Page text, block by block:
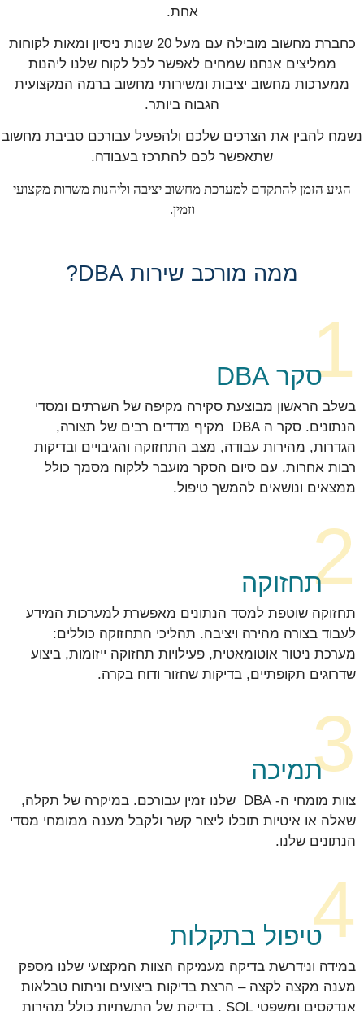
אחת.
כחברת מחשוב מובילה עם מעל 20 שנות ניסיון ומאות לקוחות
ממליצים אנחנו שמחים לאפשר לכל לקוח שלנו ליהנות
ממערכות מחשוב יציבות ומשירותי מחשוב ברמה המקצועית
הגבוה ביותר.
נשמח להבין את הצרכים שלכם ולהפעיל עבורכם סביבת מחשוב
שתאפשר לכם להתרכז בעבודה.
הגיע הזמן להתקדם למערכת מחשוב יציבה וליהנות משרות מקצועי
וזמין.
ממה מורכב שירות DBA?
1סקר DBA
בשלב הראשון מבוצעת סקירה מקיפה של השרתים ומסדי
הנתונים. סקר ה DBA מקיף מדדים רבים של תצורה,
הגדרות, מהירות עבודה, מצב התחזוקה והגיבויים ובדיקות
רבות אחרות. עם סיום הסקר מועבר ללקוח מסמך כולל
ממצאים ונושאים להמשך טיפול.
2תחזוקה
תחזוקה שוטפת למסד הנתונים מאפשרת למערכות המידע
לעבוד בצורה מהירה ויציבה. תהליכי התחזוקה כוללים:
מערכת ניטור אוטומאטית, פעילויות תחזוקה ייזומות, ביצוע
שדרוגים תקופתיים, בדיקות שחזור ודוח בקרה.
3תמיכה
צוות מומחי ה- DBA שלנו זמין עבורכם. במיקרה של תקלה,
שאלה או איטיות תוכלו ליצור קשר ולקבל מענה ממומחי מסדי
הנתונים שלנו.
4טיפול בתקלות
במידה ונידרשת בדיקה מעמיקה הצוות המקצועי שלנו מספק
מענה מקצה לקצה – הרצת בדיקות ביצועים וניתוח טבלאות
אנדקסים ומשפטי SQL , בדיקת של התשתיות כולל מהירות